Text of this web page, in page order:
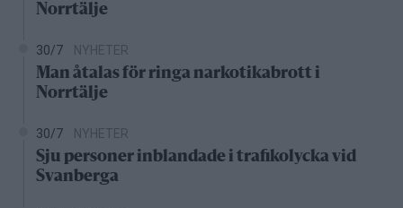
Norrtälje
30/7 NYHETER
Man åtalas för ringa narkotikabrott i
Norrtälje
30/7 NYHETER
Sju personer inblandade i trafikolycka vid
Svanberga